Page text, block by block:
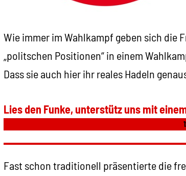
Wie immer im Wahlkampf geben sich die
„politschen Positionen“ in einem
Dass sie auch hier ihr reales Hadeln
Lies den Funke, unterstütz uns mit
Fast schon traditionell präsentierte die